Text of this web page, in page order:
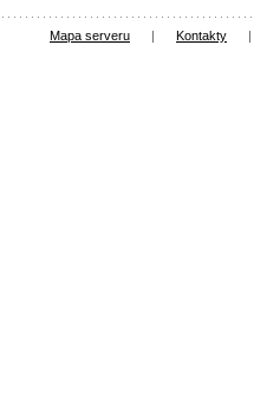
Mapa serveru | Kontakty |